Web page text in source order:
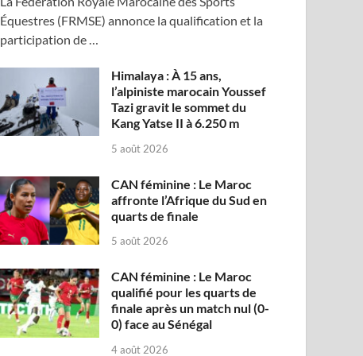
Équestres (FRMSE) annonce la qualification et la
participation de …
Himalaya : À 15 ans,
l’alpiniste marocain Youssef
Tazi gravit le sommet du
Kang Yatse II à 6.250 m
5 août 2026
CAN féminine : Le Maroc
affronte l’Afrique du Sud en
quarts de finale
5 août 2026
CAN féminine : Le Maroc
qualifié pour les quarts de
finale après un match nul (0-
0) face au Sénégal
4 août 2026